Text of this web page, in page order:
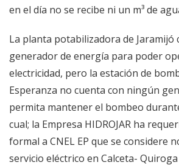
en el día no se recibe ni un m³ de
La planta potabilizadora de Jaramijó
generador de energía para poder
electricidad, pero la estación de
Esperanza no cuenta con ningún
permita mantener el bombeo
cual; la Empresa HIDROJAR ha
formal a CNEL EP que se considere
servicio eléctrico en Calceta-